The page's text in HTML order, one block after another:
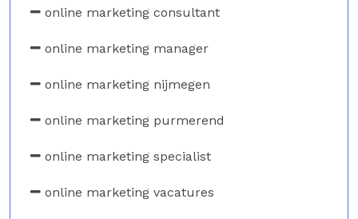
online marketing consultant
online marketing manager
online marketing nijmegen
online marketing purmerend
online marketing specialist
online marketing vacatures